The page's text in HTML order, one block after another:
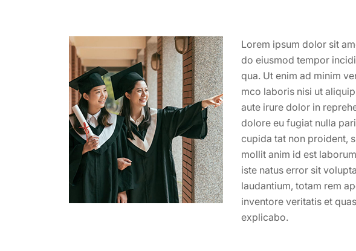
Lorem ipsum dolor sit
do eiusmod tempor
qua. Ut enim ad minim
mco laboris nisi ut
aute irure dolor in
dolore eu fugiat nulla
cupida tat non proident,
mollit anim id est
iste natus error sit
laudantium, totam rem
inventore veritatis et
explicabo.